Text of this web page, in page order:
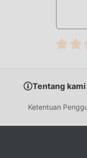
dan
Cukup
Tentang kami
Ketentuan